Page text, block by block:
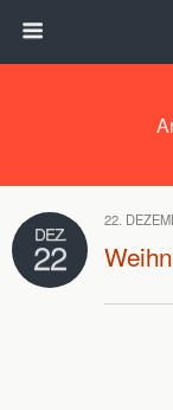
DEZ.
22
22.